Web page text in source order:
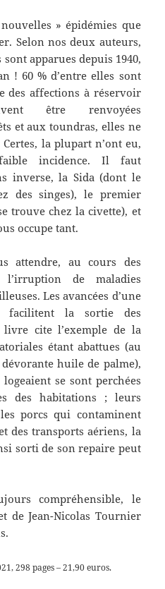
» épidémies que
Selon nos deux auteurs,
apparues depuis 1940,
! 60 % d’entre elles sont
des affections à réservoir
être renvoyées
et aux toundras, elles ne
la plupart n’ont eu,
incidence. Il faut
inverse, la Sida (dont le
des singes), le premier
trouve chez la civette), et
occupe tant.
attendre, au cours des
de maladies
Les avancées d’une
facilitent la sortie des
livre cite l’exemple de la
étant abattues (au
huile de palme),
se sont perchées
des habitations ; leurs
porcs qui contaminent
des transports aériens, la
sorti de son repaire peut
compréhensible, le
de Jean-Nicolas Tournier
298 pages – 21,90 euros.